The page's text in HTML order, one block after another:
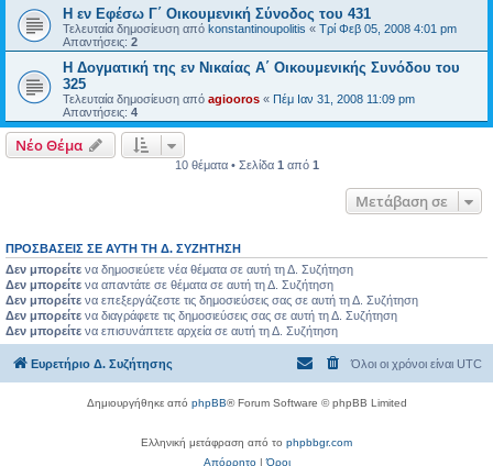
Η εν Εφέσω Γ΄ Οικουμενική Σύνοδος του 431
Τελευταία δημοσίευση από konstantinoupolitis « Τρί Φεβ 05, 2008 4:01 pm
Απαντήσεις: 2
Η Δογματική της εν Νικαίας Α΄ Οικουμενικής Συνόδου του
325
Τελευταία δημοσίευση από agiooros « Πέμ Ιαν 31, 2008 11:09 pm
Απαντήσεις: 4
Νέο Θέμα
10 θέματα • Σελίδα 1 από 1
Μετάβαση σε
ΠΡΟΣΒΆΣΕΙΣ ΣΕ ΑΥΤΉ ΤΗ Δ. ΣΥΖΉΤΗΣΗ
Δεν μπορείτε να δημοσιεύετε νέα θέματα σε αυτή τη Δ. Συζήτηση
Δεν μπορείτε να απαντάτε σε θέματα σε αυτή τη Δ. Συζήτηση
Δεν μπορείτε να επεξεργάζεστε τις δημοσιεύσεις σας σε αυτή τη Δ. Συζήτηση
Δεν μπορείτε να διαγράφετε τις δημοσιεύσεις σας σε αυτή τη Δ. Συζήτηση
Δεν μπορείτε να επισυνάπτετε αρχεία σε αυτή τη Δ. Συζήτηση
Ευρετήριο Δ. Συζήτησης Όλοι οι χρόνοι είναι UTC
Δημιουργήθηκε από phpBB® Forum Software © phpBB Limited
Ελληνική μετάφραση από το phpbbgr.com
Απόρρητο|Όροι